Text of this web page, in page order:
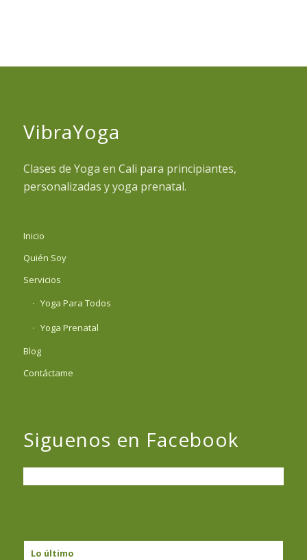
VibraYoga
Clases de Yoga en Cali para principiantes,
personalizadas y yoga prenatal.
Inicio
Quién Soy
Servicios
Yoga Para Todos
Yoga Prenatal
Blog
Contáctame
Siguenos en Facebook
Lo último